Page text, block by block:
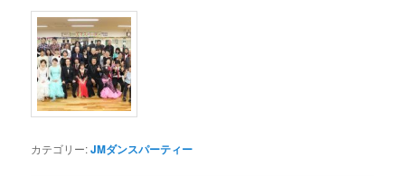
カテゴリー:JMダンスパーティー